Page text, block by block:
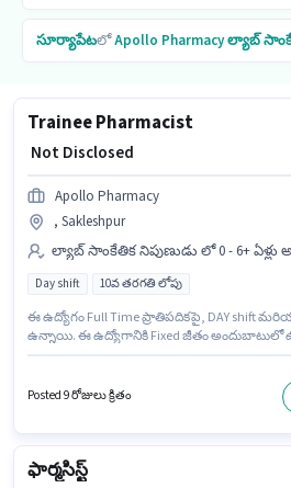
సూర్యాపేటలోApollo Pharmacyల్యాబ్
Trainee Pharmacist
₹ Not Disclosed
Apollo Pharmacy
, Sakleshpur
ల్యాబ్ సాంకేతిక నిపుణుడు లో 0 - 6+ ఏళ్లు
Day shift 10వ తరగతి లోపు
ఈ ఉద్యోగం Full Time ప్రాతిపదికపై, DAY shift
ఉన్నాయి. ఈ ఉద్యోగానికి Fixed జీతం అందుబాటులో
Sakleshpur, Sakleshpur లో ఉంది. Apollo
విభాగంలో Trainee Pharmacist ఉద్యోగానికి
Posted 9 రోజులు క్రితం
ఫార్మసిస్ట్